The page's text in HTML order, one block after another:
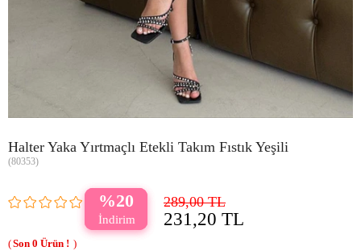
Halter Yaka Yırtmaçlı Etekli Takım Fıstık Yeşili
(80353)
20 289,00 TL
231,20 TL
0